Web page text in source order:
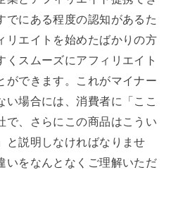
でにある程度の認知があるた
リエイトを始めたばかりの方
くスムーズにアフィリエイト
ができます。これがマイナー
い場合には、消費者に「ここ
で、さらにこの商品はこうい
と説明しなければなりませ
いをなんとなくご理解いただ